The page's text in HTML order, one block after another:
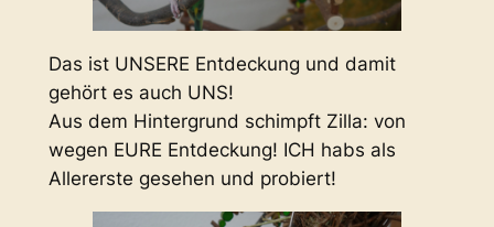
Das ist UNSERE Entdeckung und damit
gehört es auch UNS!
Aus dem Hintergrund schimpft Zilla: von
wegen EURE Entdeckung! ICH habs als
Allererste gesehen und probiert!